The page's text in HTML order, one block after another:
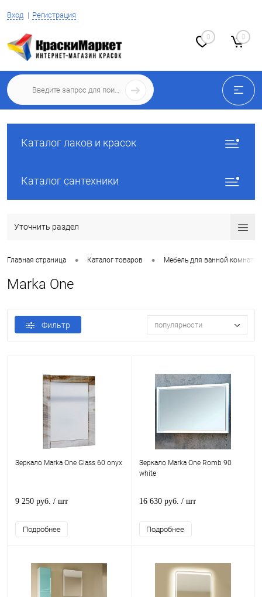
Вход Регистрация
0 0
Каталог лаков и красок
Каталог сантехники
Уточнить раздел
Главная страница • Каталог товаров • Мебель для ванной комнаты
Marka One
Фильтр популярности
Зеркало Marka One Glass 60 onyx
9 250 руб. / шт
Подробнее
Зеркало Marka One Romb 90
white
16 630 руб. / шт
Подробнее